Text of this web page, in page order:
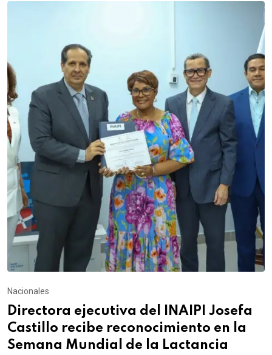
Nacionales
Directora ejecutiva del INAIPI Josefa
Castillo recibe reconocimiento en la
Semana Mundial de la Lactancia